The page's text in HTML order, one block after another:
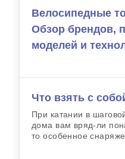
Велосипедные
Обзор брендов,
моделей и
Что взять с
При катании в
дома вам вряд-ли
то особенное